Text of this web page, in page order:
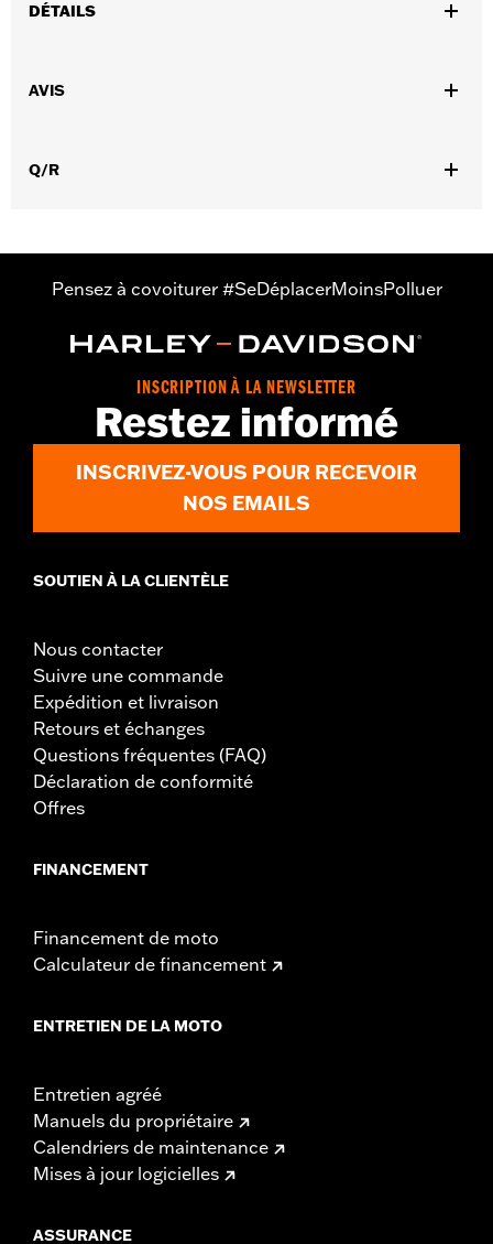
DÉTAILS
Instructions d’installation
Dans la boîte:
AVIS
Q/R
Pensez à covoiturer #SeDéplacerMoinsPolluer
INSCRIPTION À LA NEWSLETTER
Restez informé
INSCRIVEZ-VOUS POUR RECEVOIR
NOS EMAILS
SOUTIEN À LA CLIENTÈLE
Nous contacter
Suivre une commande
Expédition et livraison
Retours et échanges
Questions fréquentes (FAQ)
Déclaration de conformité
Offres
FINANCEMENT
Financement de moto
Calculateur de financement
ENTRETIEN DE LA MOTO
Entretien agréé
Manuels du propriétaire
Calendriers de maintenance
Mises à jour logicielles
ASSURANCE